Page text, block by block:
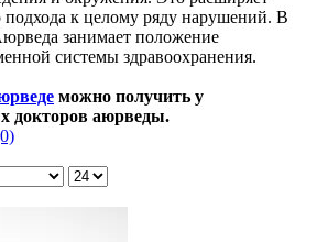
подхода к целому ряду нарушений. В
занимает положение
системы здравоохранения.
можно получить у
докторов аюрведы.